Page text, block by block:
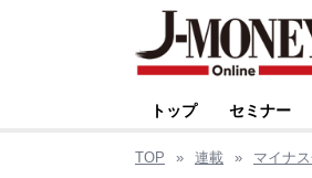
トップ セミナー
TOP » 連載 » マイナ